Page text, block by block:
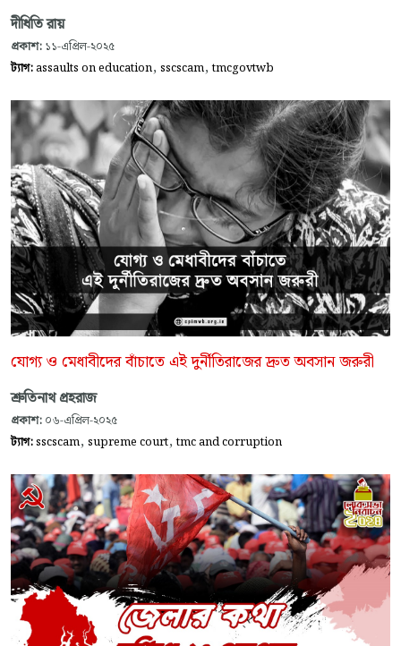
দীধিতি রায়
প্রকাশ: ১১-এপ্রিল-২০২৫
ট্যাগ:assaults on education, sscscam,tmcgovtwb
যোগ্য ও মেধাবীদের বাঁচাতে এই দুর্নীতিরাজের দ্রুত অবসান জরুরী
শ্রুতিনাথ প্রহরাজ
প্রকাশ: ০৬-এপ্রিল-২০২৫
ট্যাগ:sscscam, supreme court,tmc and corruption